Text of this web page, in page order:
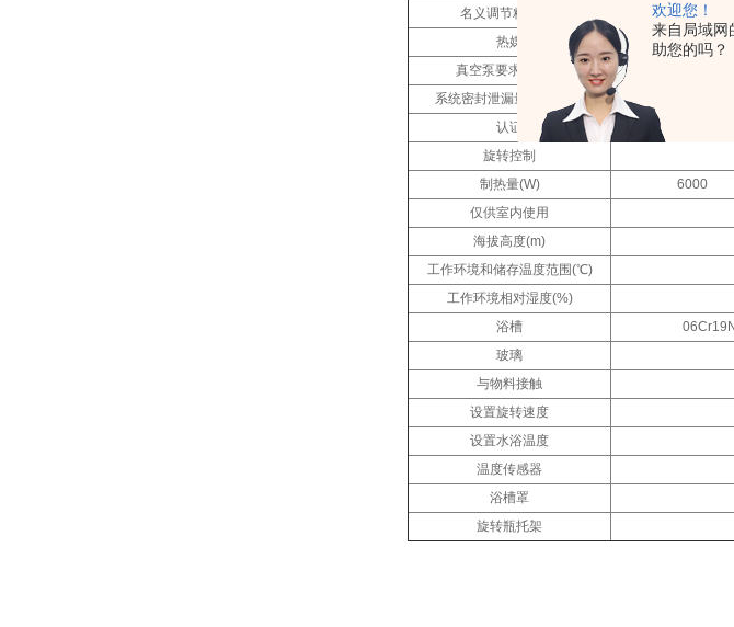
欢迎您！
来自局域网
助您的吗？
名义调节精度(℃)
热媒
真空泵要求(L/min)
系统密封泄漏量(kPa/min)
认证
旋转控制
制热量(W)
6000
仅供室内使用
海拔高度(m)
工作环境和储存温度范围(℃)
工作环境相对湿度(%)
浴槽
玻璃
与物料接触
设置旋转速度
设置水浴温度
温度传感器
浴槽罩
旋转瓶托架